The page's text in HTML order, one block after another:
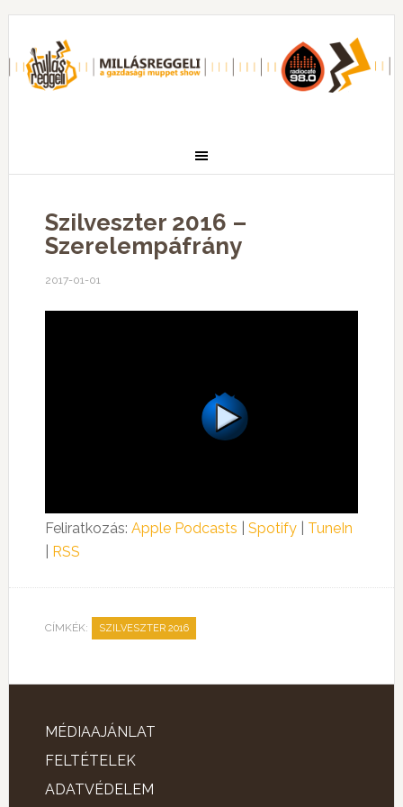
Szilveszter 2016 –
Szerelempáfrány
2017-01-01
Feliratkozás: Apple Podcasts Spotify| TuneIn
RSS
CÍMKÉK: SZILVESZTER 2016
MÉDIAAJÁNLAT
FELTÉTELEK
ADATVÉDELEM